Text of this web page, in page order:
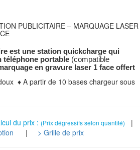
PUBLICITAIRE – MARQUAGE LASER
est une station quickcharge qui
téléphone portable (compatible
en gravure laser 1 face offert
♦ A partir de 10 bases chargeur sous
du prix : (Prix dégressifs selon quantité)
|
| > Grille de prix